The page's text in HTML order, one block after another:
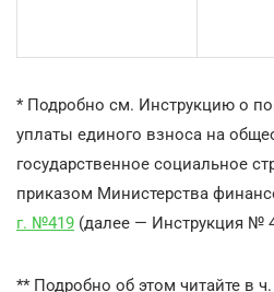
* Подробно см. Инструкцию о
уплаты единого взноса на
государственное социальное
приказом Министерства
г. №419 (далее — Инструкция №
** Подробно об этом читайте в ч.